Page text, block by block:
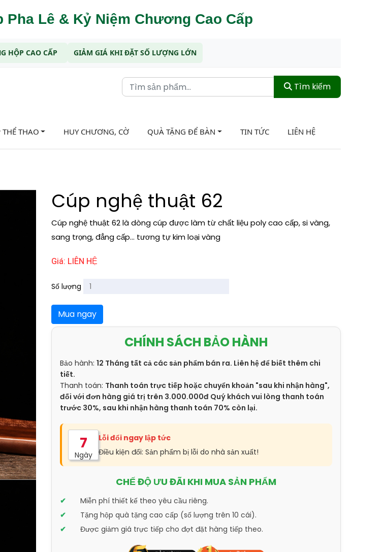
Lê & Kỷ Niệm Chương Cao Cấp
HỘP CAO CẤP GIẢM GIÁ KHI ĐẶT SỐ LƯỢNG LỚN
Tìm kiếm
THỂ THAO HUY CHƯƠNG, CỜ QUÀ TẶNG ĐỂ BÀN TIN TỨC LIÊN HỆ
Cúp nghệ thuật 62
Cúp nghệ thuật 62 là dòng cúp được làm từ chất liệu poly cao cấp, si vàng,
sang trọng, đẳng cấp... tương tự kim loại vàng
Giá: LIÊN HỆ
Số lượng
Mua ngay
CHÍNH SÁCH BẢO HÀNH
Bảo hành: 12 Tháng tất cả các sản phẩm bán ra. Liên hệ để biết thêm chi
tiết.
Thanh toán: Thanh toán trực tiếp hoặc chuyển khoản "sau khi nhận hàng",
đối với đơn hàng giá trị trên 3.000.000đ Quý khách vui lòng thanh toán
trước 30%, sau khi nhận hàng thanh toán 70% còn lại.
7
Ngày
Lỗi đổi ngay lập tức
Điều kiện đổi: Sản phẩm bị lỗi do nhà sản xuất!
CHẾ ĐỘ ƯU ĐÃI KHI MUA SẢN PHẨM
Miễn phí thiết kế theo yêu cầu riêng.
Tặng hộp quà tặng cao cấp (số lượng trên 10 cái).
Được giảm giá trực tiếp cho đợt đặt hàng tiếp theo.